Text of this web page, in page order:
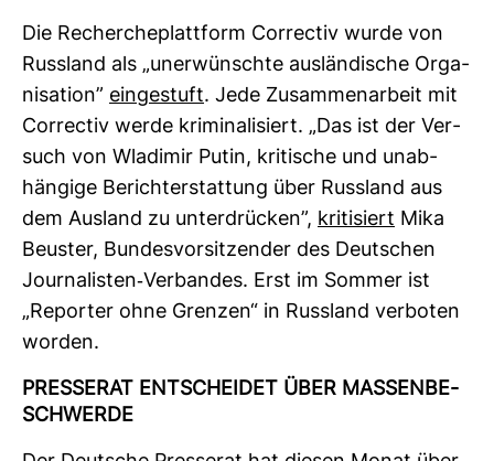
Die Recher­che­platt­form Cor­rectiv wurde von
Russ­land als „uner­wünschte aus­län­di­sche Orga­
ni­sa­tion” ein­ge­stuft. Jede Zusam­men­ar­beit mit
Cor­rectiv werde kri­mi­na­li­siert. „Das ist der Ver­
such von Wla­dimir Putin, kri­ti­sche und unab­
hän­gige Bericht­erstat­tung über Russ­land aus
dem Aus­land zu unter­drü­cken”, kri­ti­siert Mika
Beuster, Bun­des­vor­sit­zender des Deut­schen
Jour­na­listen-​Ver­bandes. Erst im Sommer ist
„Reporter ohne Grenzen“ in Russ­land ver­boten
worden.
PRES­SERAT ENT­SCHEIDET ÜBER MAS­SEN­BE­
SCHWERDE